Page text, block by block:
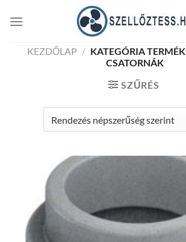
KEZDŐLAP / KATEGÓRIA TERMÉK
CSATORNÁK
SZŰRÉS